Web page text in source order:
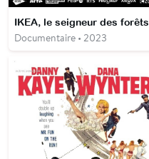
IKEA, le seigneur des forêts
Documentaire • 2023